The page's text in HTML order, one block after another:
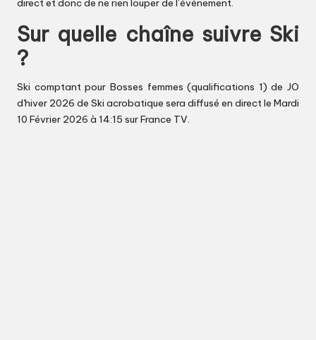
direct et donc de ne rien louper de l’événement.
Sur quelle chaîne suivre Ski
?
Ski comptant pour Bosses femmes (qualifications 1) de JO
d'hiver 2026 de Ski acrobatique sera diffusé en direct le Mardi
10 Février 2026 à 14:15 sur France TV.